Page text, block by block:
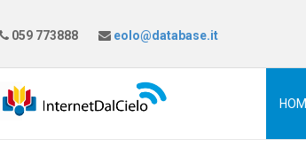
059 773888 eolo@database.it